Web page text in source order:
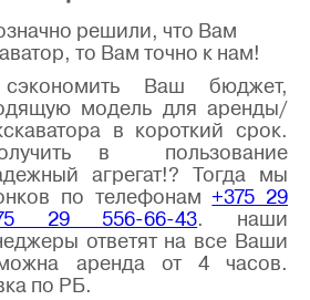
решили, что Вам
то Вам точно к нам!
Ваш бюджет,
модель для аренды/
в короткий срок.
в пользование
агрегат!? Тогда мы
по телефонам +375 29
29 556-66-43. наши
ответят на все Ваши
аренда от 4 часов.
по РБ.